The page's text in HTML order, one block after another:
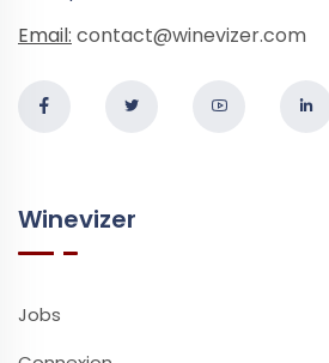
Email: contact@winevizer.com
Winevizer
Jobs